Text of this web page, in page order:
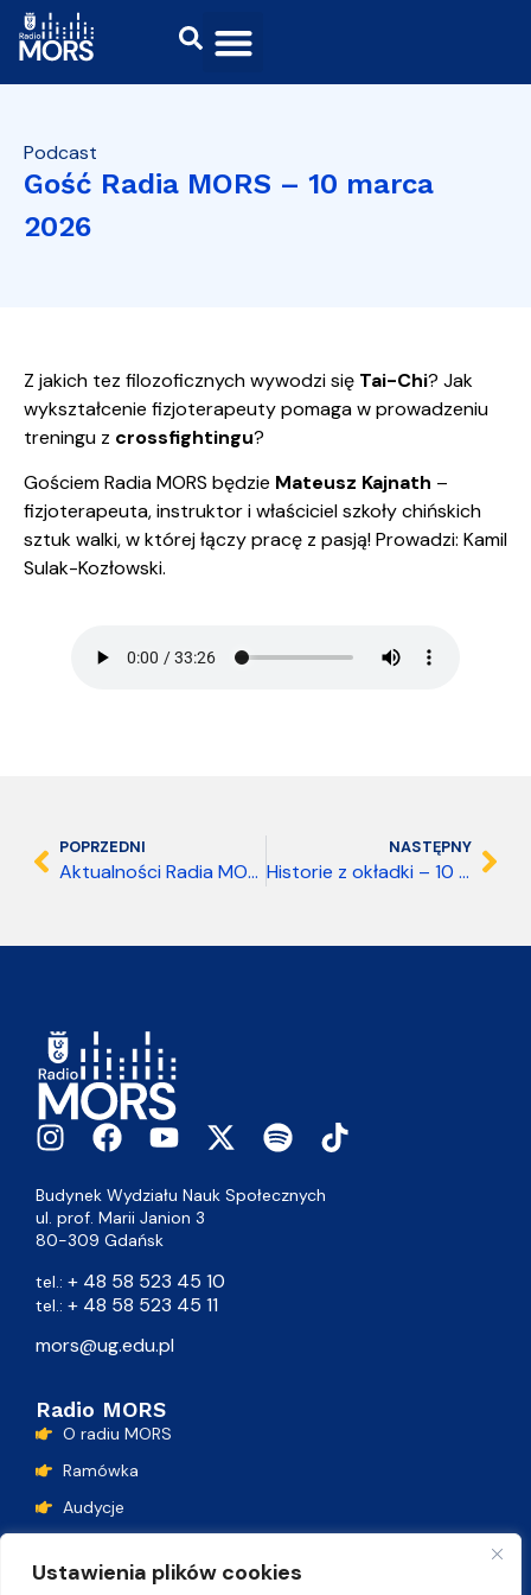
Ustawienia plików cookies
Podcast
Gość Radia MORS – 10 marca
2026
Z jakich tez filozoficznych wywodzi się Tai-Chi? Jak
wykształcenie fizjoterapeuty pomaga w prowadzeniu
treningu z crossfightingu?
Gościem Radia MORS będzie Mateusz Kajnath –
fizjoterapeuta, instruktor i właściciel szkoły chińskich
sztuk walki, w której łączy pracę z pasją! Prowadzi: Kamil
Sulak-Kozłowski.
POPRZEDNI
Aktualności Radia MORS 19.03.2026 15:00
NASTĘPNY
Historie z okładki – 10 marca 2026
Budynek Wydziału Nauk Społecznych
ul. prof. Marii Janion 3
80-309 Gdańsk
tel.: + 48 58 523 45 10
tel.: + 48 58 523 45 11
mors@ug.edu.pl
Radio MORS
O radiu MORS
Ramówka
Audycje
Lista przebojów